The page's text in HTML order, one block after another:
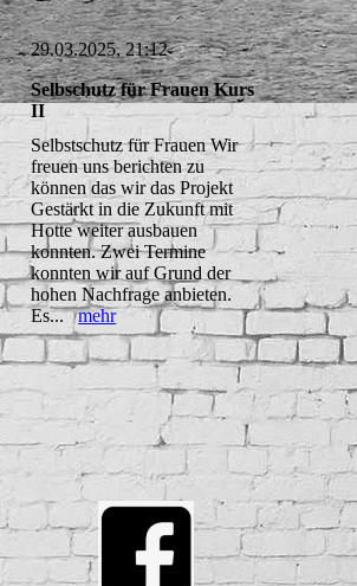
29.03.2025, 21:12
Selbschutz für Frauen Kurs
II
Selbstschutz für Frauen Wir
freuen uns berichten zu
können das wir das Projekt
Gestärkt in die Zukunft mit
Hotte weiter ausbauen
konnten. Zwei Termine
konnten wir auf Grund der
hohen Nachfrage anbieten.
Es...mehr